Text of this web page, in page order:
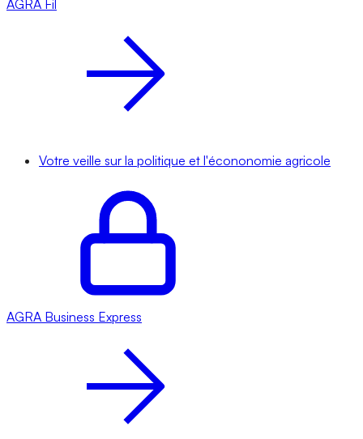
AGRA Fil
Votre veille sur la politique et l'écononomie agricole
AGRA Business Express